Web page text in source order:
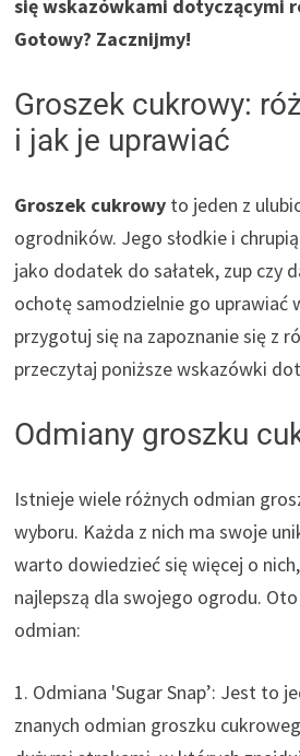
się wskazówkami dotyczącymi
Gotowy? Zacznijmy!
Groszek cukrowy:
i jak je uprawiać
Groszek cukrowy to jeden z
ogrodników. Jego słodkie i
jako dodatek do sałatek, zup czy
ochotę samodzielnie go uprawiać
przygotuj się na zapoznanie się z
przeczytaj poniższe wskazówki
Odmiany groszku
Istnieje wiele różnych odmian
wyboru. Każda z nich ma swoje
warto dowiedzieć się więcej o
najlepszą dla swojego ogrodu.
odmian:
1. Odmiana 'Sugar Snap’: Jest to
znanych odmian groszku